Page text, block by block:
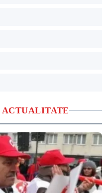
ACTUALITATE